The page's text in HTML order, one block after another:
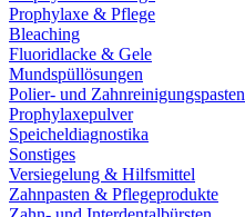
Prophylaxe & Pflege
Bleaching
Fluoridlacke & Gele
Mundspüllösungen
Polier- und Zahnreinigungspasten
Prophylaxepulver
Speicheldiagnostika
Sonstiges
Versiegelung & Hilfsmittel
Zahnpasten & Pflegeprodukte